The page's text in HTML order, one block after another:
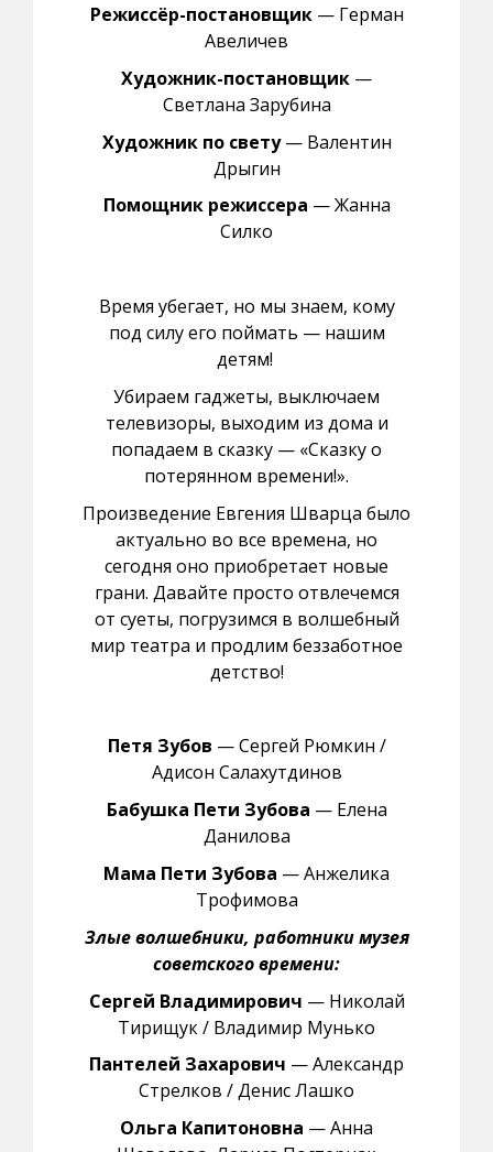
Режиссёр-постановщик— Герман
Авеличев
Художник-постановщик —
Светлана Зарубина
Художник по свету— Валентин
Дрыгин
Помощник режиссера — Жанна
Силко
Время убегает, но мы знаем, кому
под силу его поймать — нашим
детям!
Убираем гаджеты, выключаем
телевизоры, выходим из дома и
попадаем в сказку — «Сказку о
потерянном времени!».
Произведение Евгения Шварца было
актуально во все времена, но
сегодня оно приобретает новые
грани. Давайте просто отвлечемся
от суеты, погрузимся в волшебный
мир театра и продлим беззаботное
детство!
Петя Зубов — Сергей Рюмкин /
Адисон Салахутдинов
Бабушка Пети Зубова — Елена
Данилова
Мама Пети Зубова — Анжелика
Трофимова
Злые волшебники, работники музея
советского времени:
Сергей Владимирович — Николай
Тирищук / Владимир Мунько
Пантелей Захарович — Александр
Стрелков / Денис Лашко
Ольга Капитоновна — Анна